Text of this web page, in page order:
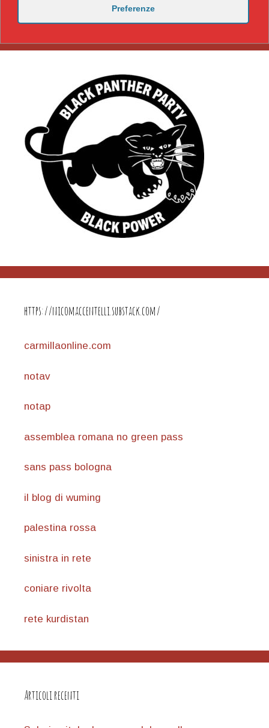
https://nicomaccentelli.substack.com/
carmillaonline.com
notav
notap
assemblea romana no green pass
sans pass bologna
il blog di wuming
palestina rossa
sinistra in rete
coniare rivolta
rete kurdistan
Articoli recenti
Preferenze